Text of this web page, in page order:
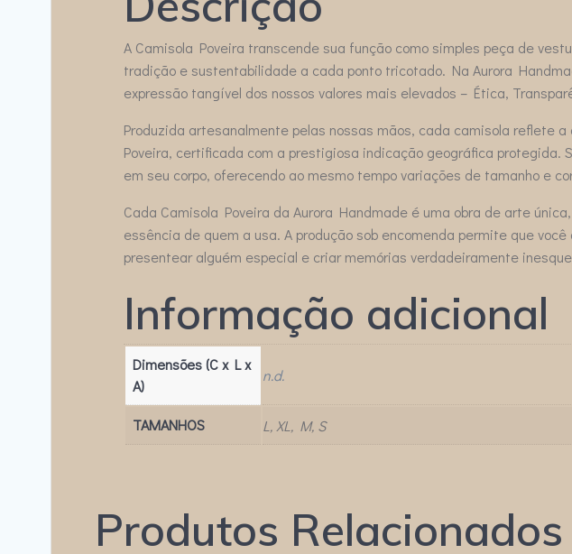
A Camisola Poveira transcende sua função como simples peça de
tradição e sustentabilidade a cada ponto tricotado. Na Aurora
expressão tangível dos nossos valores mais elevados – Ética,
Produzida artesanalmente pelas nossas mãos, cada camisola reflete
Poveira, certificada com a prestigiosa indicação geográfica
em seu corpo, oferecendo ao mesmo tempo variações de tamanho e
Cada Camisola Poveira da Aurora Handmade é uma obra de arte
essência de quem a usa. A produção sob encomenda permite que
presentear alguém especial e criar memórias verdadeiramente
Informação adicional
Dimensões (C x L x
A)
n.d.
TAMANHOS L, XL, M, S
Produtos Relacionados